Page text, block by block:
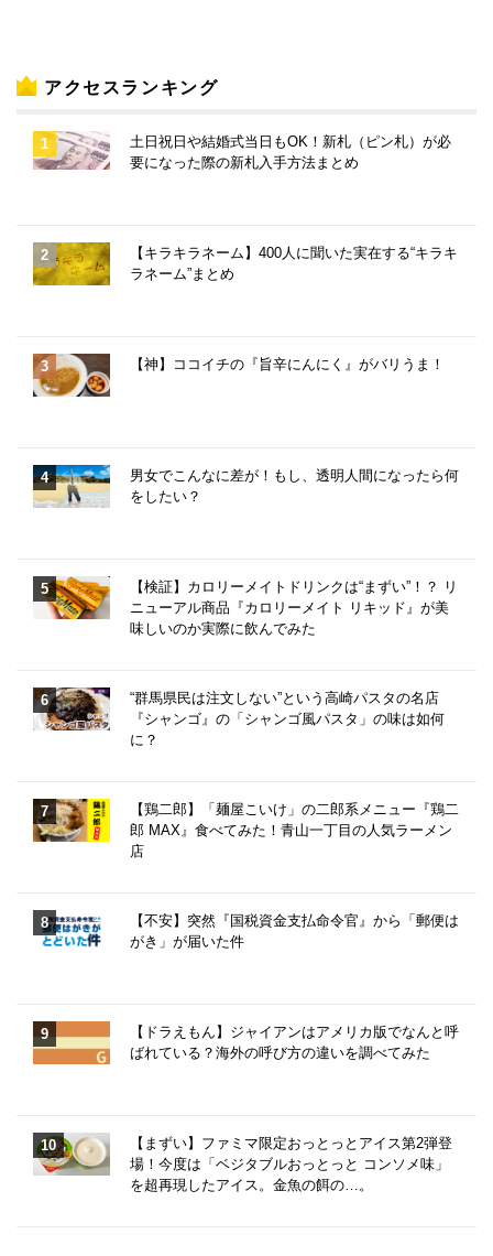
アクセスランキング
土日祝日や結婚式当日もOK！新札（ピン札）が必
要になった際の新札入手方法まとめ
【キラキラネーム】400人に聞いた実在する“キラキ
ラネーム”まとめ
【神】ココイチの『旨辛にんにく』がバリうま！
男女でこんなに差が！もし、透明人間になったら何
をしたい？
【検証】カロリーメイトドリンクは“まずい”！？ リ
ニューアル商品『カロリーメイト リキッド』が美
味しいのか実際に飲んでみた
“群馬県民は注文しない”という高崎パスタの名店
『シャンゴ』の「シャンゴ風パスタ」の味は如何
に？
【鶏二郎】「麺屋こいけ」の二郎系メニュー『鶏二
郎 MAX』食べてみた！青山一丁目の人気ラーメン
店
【不安】突然『国税資金支払命令官』から「郵便は
がき」が届いた件
【ドラえもん】ジャイアンはアメリカ版でなんと呼
ばれている？海外の呼び方の違いを調べてみた
【まずい】ファミマ限定おっとっとアイス第2弾登
場！今度は「ベジタブルおっとっと コンソメ味」
を超再現したアイス。金魚の餌の…。